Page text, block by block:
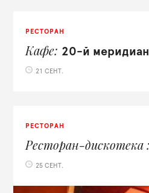
РЕСТОРАН
Кафе 20-й меридиан
21 СЕНТ.
РЕСТОРАН
Ресторан-дискотека
25 СЕНТ.